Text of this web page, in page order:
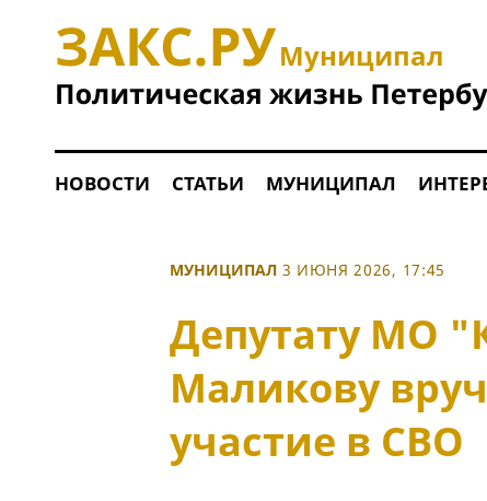
Муниципал
НОВОСТИ СТАТЬИ МУНИЦИПАЛ
МУНИЦИПАЛ 3 ИЮНЯ 2026, 17:45
Депутату МО
Маликову
участие в СВО